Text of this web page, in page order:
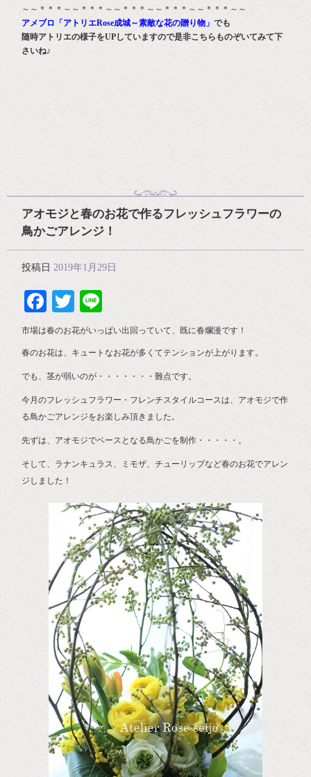
～～＊＊＊～～＊＊＊～～＊＊＊～～＊＊＊～～＊＊＊～～
アメブロ「アトリエRose成城～素敵な花の贈り物」でも
随時アトリエの様子をUPしていますので是非こちらものぞいてみて下
さいね♪
アオモジと春のお花で作るフレッシュフラワーの
鳥かごアレンジ！
投稿日 2019年1月29日
Facebook
Twitter
市場は春のお花がいっぱい出回っていて、既に春爛漫です！
春のお花は、キュートなお花が多くてテンションが上がります。
でも、茎が弱いのが・・・・・・・難点です。
今月のフレッシュフラワー・フレンチスタイルコースは、アオモジで作
る鳥かごアレンジをお楽しみ頂きました。
先ずは、アオモジでベースとなる鳥かごを制作・・・・・。
そして、ラナンキュラス、ミモザ、チューリップなど春のお花でアレン
ジしました！